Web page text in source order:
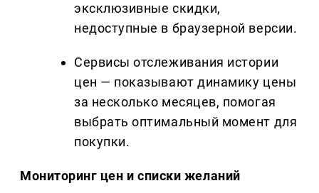
эксклюзивные скидки,
недоступные в браузерной версии.
Сервисы отслеживания истории
цен — показывают динамику цены
за несколько месяцев, помогая
выбрать оптимальный момент для
покупки.
Мониторинг цен и списки желаний